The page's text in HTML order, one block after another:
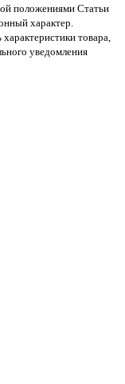
положениями Статьи
характер.
товара,
уведомления